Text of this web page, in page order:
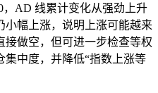
，AD 线累计变化从强劲上升
小幅上涨，说明上涨可能越来
做空，但可进一步检查等权
中度，并降低“指数上涨等